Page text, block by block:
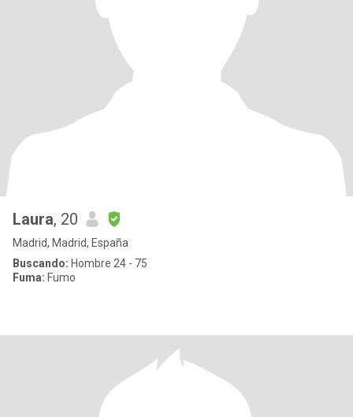
Laura, 20
Madrid, Madrid, España
Buscando: Hombre 24 - 75
Fuma: Fumo